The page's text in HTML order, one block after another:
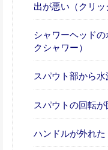
出が悪い（クリッ
シャワーヘッド
クシャワー）
スパウト部から水
スパウトの回転が
ハンドルが外れた